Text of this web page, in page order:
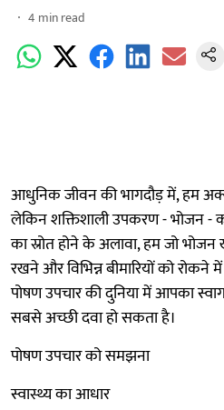
4 min read
आधुनिक जीवन की भागदौड़ में, हम
लेकिन शक्तिशाली उपकरण - भोजन -
का स्रोत होने के अलावा, हम जो भोजन
रखने और विभिन्न बीमारियों को रोकने
पोषण उपचार की दुनिया में आपका
सबसे अच्छी दवा हो सकता है।
पोषण उपचार को समझना
स्वास्थ्य का आधार